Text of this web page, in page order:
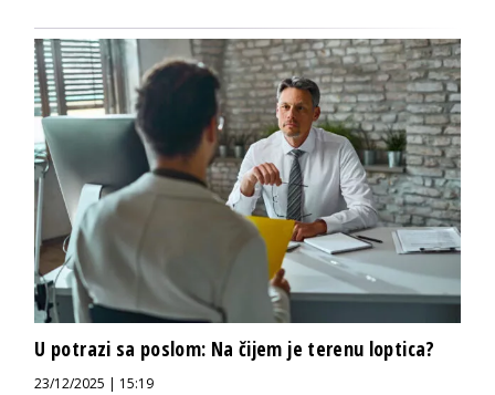
U potrazi sa poslom: Na čijem je terenu loptica?
23/12/2025 | 15:19